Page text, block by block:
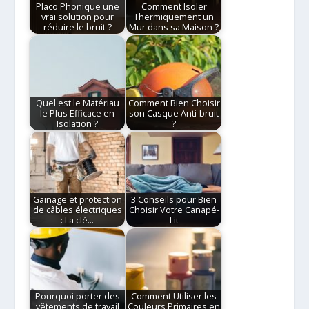
Placo Phonique une
vrai solution pour
réduire le bruit ?
Comment Isoler
Thermiquement un
Mur dans sa Maison ?
Quel est le Matériau
le Plus Efficace en
Isolation ?
Comment Bien Choisir
son Casque Anti-bruit
?
Gainage et protection
de câbles électriques
: La clé…
3 Conseils pour Bien
Choisir Votre Canapé-
Lit
Pourquoi porter des
vêtements de travail
Comment Utiliser les
Couleurs Primaires en